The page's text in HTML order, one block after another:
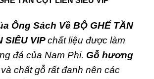
Ông Sách Về BỘ GHẾ TẦN
SIÊU VIPchất liệu được làm
đá của Nam Phi. Gỗ hương
chất gỗ rất đanh nên các